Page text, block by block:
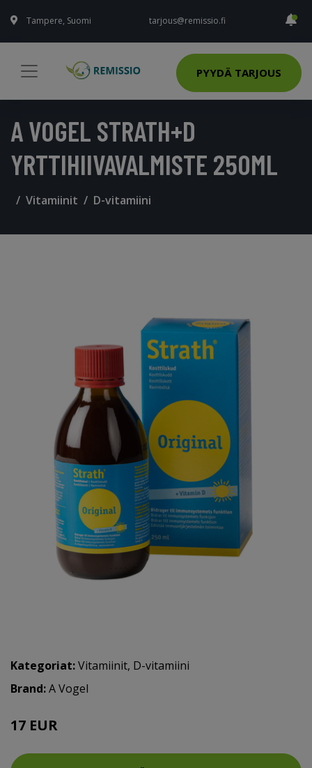
Tampere, Suomi tarjous@remissio.fi
PYYDÄ TARJOUS
A VOGEL STRATH+D
YRTTIHIIVAVALMISTE 250ML
Vitamiinit D-vitamiini
Kategoriat:Vitamiinit, D-vitamiini
Brand:A Vogel
17 EUR